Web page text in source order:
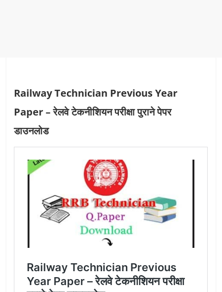
Railway Technician Previous Year
Paper – रेलवे टेकनीशियन परीक्षा पुराने पेपर
डाउनलोड